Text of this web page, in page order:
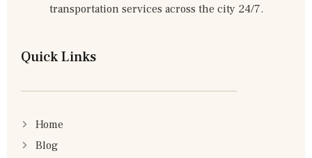
transportation services across the city 24/7.
Quick Links
Home
Blog